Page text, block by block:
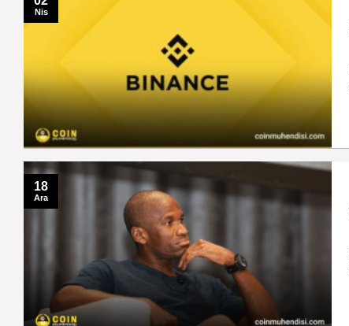
Nis
18
Ara